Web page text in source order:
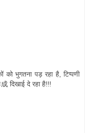
को भुगतना पड़ रहा है, टिप्पणी
दिखाई दे रहा है!!!